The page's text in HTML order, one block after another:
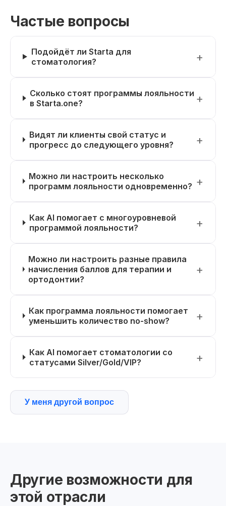
Частые вопросы
Подойдёт ли Starta для
стоматология?
Сколько стоят программы лояльности
в Starta.one?
Видят ли клиенты свой статус и
прогресс до следующего уровня?
Можно ли настроить несколько
программ лояльности одновременно?
Как AI помогает с многоуровневой
программой лояльности?
Можно ли настроить разные правила
начисления баллов для терапии и
ортодонтии?
Как программа лояльности помогает
уменьшить количество no-show?
Как AI помогает стоматологии со
статусами Silver/Gold/VIP?
У меня другой вопрос
Другие возможности для
этой отрасли